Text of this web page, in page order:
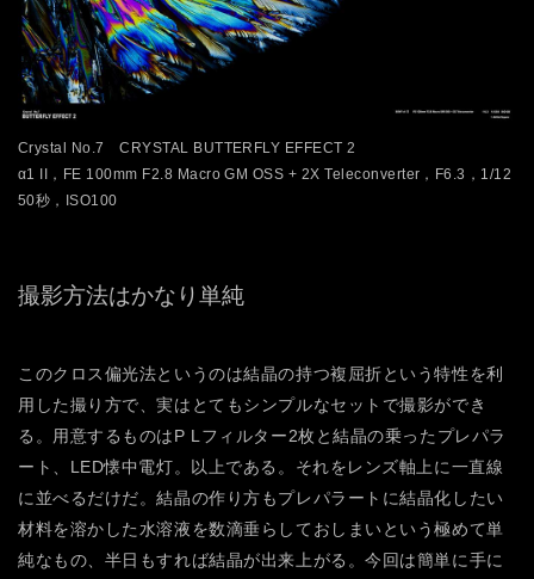
Crystal No.7 CRYSTAL BUTTERFLY EFFECT 2
α1 II，FE 100mm F2.8 Macro GM OSS + 2X Teleconverter，F6.3，1/12
50秒，ISO100
撮影方法はかなり単純
このクロス偏光法というのは結晶の持つ複屈折という特性を利
用した撮り方で、実はとてもシンプルなセットで撮影ができ
る。用意するものはP Lフィルター2枚と結晶の乗ったプレパラ
ート、LED懐中電灯。以上である。それをレンズ軸上に一直線
に並べるだけだ。結晶の作り方もプレパラートに結晶化したい
材料を溶かした水溶液を数滴垂らしておしまいという極めて単
純なもの、半日もすれば結晶が出来上がる。今回は簡単に手に